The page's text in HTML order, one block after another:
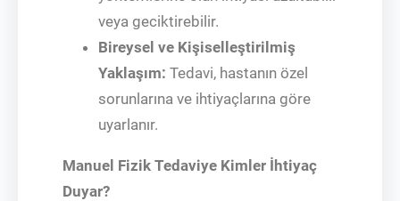
veya geciktirebilir.
Bireysel ve Kişiselleştirilmiş
Yaklaşım: Tedavi, hastanın özel
sorunlarına ve ihtiyaçlarına göre
uyarlanır.
Manuel Fizik Tedaviye Kimler İhtiyaç
Duyar?